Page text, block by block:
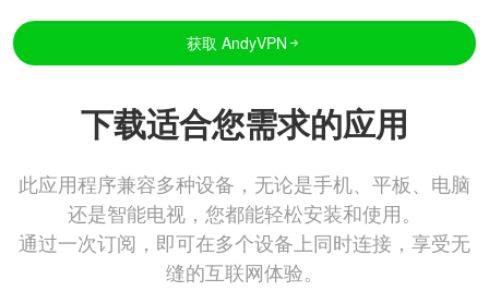
获取 AndyVPN
下载适合您需求的应用
此应用程序兼容多种设备，无论是手机、平板、电脑
还是智能电视，您都能轻松安装和使用。
通过一次订阅，即可在多个设备上同时连接，享受无
缝的互联网体验。